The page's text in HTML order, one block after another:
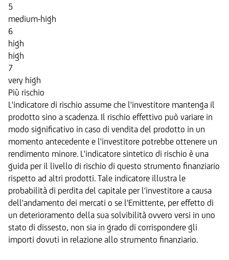
5
medium-high
6
high
high
7
very high
Più rischio
L'indicatore di rischio assume che l'investitore mantenga il
prodotto sino a scadenza. Il rischio effettivo può variare in
modo significativo in caso di vendita del prodotto in un
momento antecedente e l'investitore potrebbe ottenere un
rendimento minore. L'indicatore sintetico di rischio è una
guida per il livello di rischio di questo strumento finanziario
rispetto ad altri prodotti. Tale indicatore illustra le
probabilità di perdita del capitale per l'investitore a causa
dell'andamento dei mercati o se l'Emittente, per effetto di
un deterioramento della sua solvibilità ovvero versi in uno
stato di dissesto, non sia in grado di corrispondere gli
importi dovuti in relazione allo strumento finanziario.